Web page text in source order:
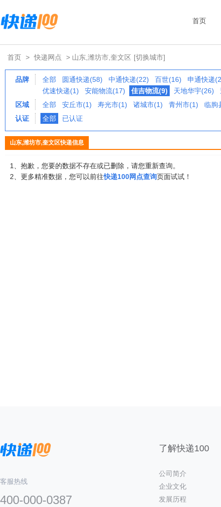
首页
首页 > 快递网点 > 山东,潍坊市,奎文区 [切换城市]
品牌 全部 圆通快递(58) 中通快递(22) 百世(16)
申通快递
优速快递(1)
安能物流(17) 佳吉物流(9) 天地华宇(26)
区域
全部 安丘市(1) 寿光市(1) 诸城市(1) 青州市(1)
临朐
认证
全部 已认证
山东,潍坊市,奎文区快递信息
1、抱歉，您要的数据不存在或已删除，请您重新查询。
2、更多精准数据，您可以前往快递100网点查询页面试试！
客服热线
400-000-0387
了解快递100
公司简介
企业文化
发展历程